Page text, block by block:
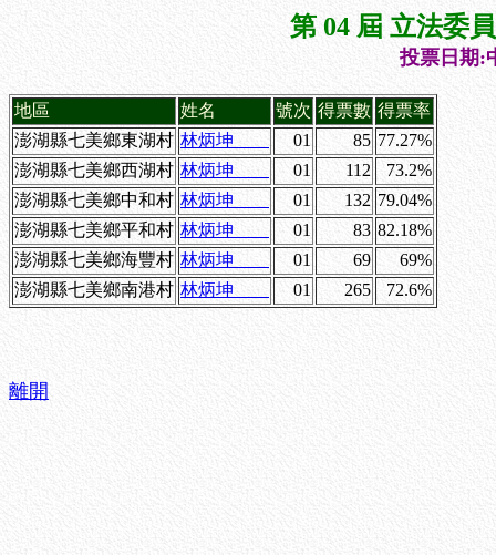
第 04 屆 立法委
投票日期:
地區 姓名 號次 得票數 得票率
澎湖縣七美鄉東湖村 林炳坤 01 85 77.27%
澎湖縣七美鄉西湖村 林炳坤 01 112
73.2%
澎湖縣七美鄉中和村 林炳坤 01 132 79.04%
澎湖縣七美鄉平和村 林炳坤 01 83 82.18%
澎湖縣七美鄉海豐村 林炳坤 01 69
69%
澎湖縣七美鄉南港村 林炳坤 01 265 72.6%
離開